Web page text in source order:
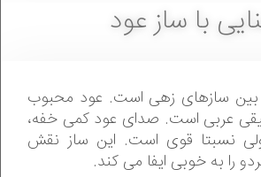
با ساز عود
بین سازهای زهی است. عود محبوب
عربی است. صدای عود کمی خفه،
نسبتا قوی است. این ساز نقش
را به خوبی ایفا می کند.